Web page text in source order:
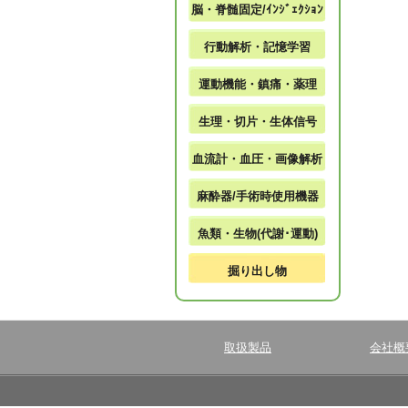
脳・脊髄固定/ｲﾝｼﾞｪｸｼｮﾝ
行動解析・記憶学習
運動機能・鎮痛・薬理
生理・切片・生体信号
血流計・血圧・画像解析
麻酔器/手術時使用機器
魚類・生物(代謝･運動)
掘り出し物
取扱製品 会社概